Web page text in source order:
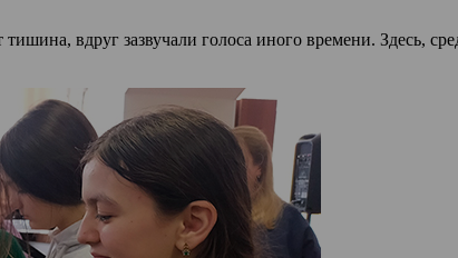
вдруг зазвучали голоса иного времени. Здесь,